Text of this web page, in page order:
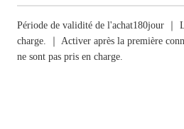
Période de validité de l'achat180jour ｜
charge. ｜ Activer après la première
ne sont pas pris en charge.